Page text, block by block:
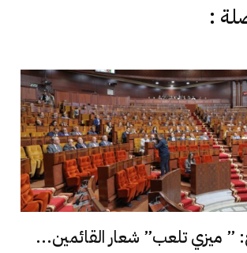
:
” ميزي تلعب” شعار القائمين...